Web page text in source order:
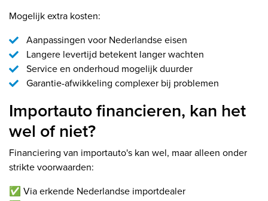
Mogelijk extra kosten:
Aanpassingen voor Nederlandse eisen
Langere levertijd betekent langer wachten
Service en onderhoud mogelijk duurder
Garantie-afwikkeling complexer bij problemen
Importauto financieren, kan het
wel of niet?
Financiering van importauto's kan wel, maar alleen onder
strikte voorwaarden:
✅ Via erkende Nederlandse importdealer